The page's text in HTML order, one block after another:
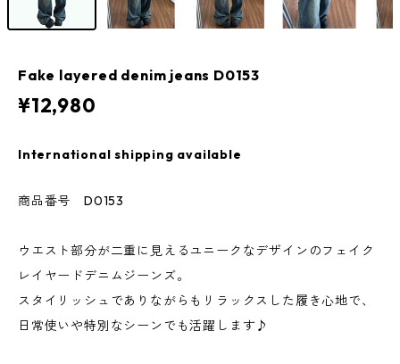
Fake layered denim jeans D0153
¥12,980
International shipping available
商品番号 D0153
ウエスト部分が二重に見えるユニークなデザインのフェイク
レイヤードデニムジーンズ。
スタイリッシュでありながらもリラックスした履き心地で、
日常使いや特別なシーンでも活躍します♪